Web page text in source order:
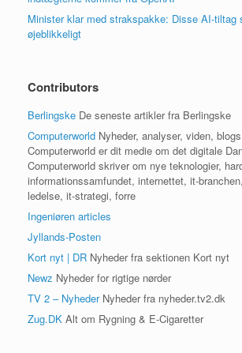
Minister klar med strakspakke: Disse AI-
øjeblikkeligt
Contributors
Berlingske De seneste artikler fra Berlingske
Computerworld Nyheder, analyser, viden,
Computerworld er dit medie om det digitale
Computerworld skriver om nye teknologier,
informationssamfundet, internettet, it-
ledelse, it-strategi, forre
Ingeniøren articles
Jyllands-Posten
Kort nyt | DR Nyheder fra sektionen Kort nyt
Newz Nyheder for rigtige nørder
TV 2 – NyhederNyheder fra nyheder.tv2.dk
Zug.DK Alt om Rygning & E-Cigaretter